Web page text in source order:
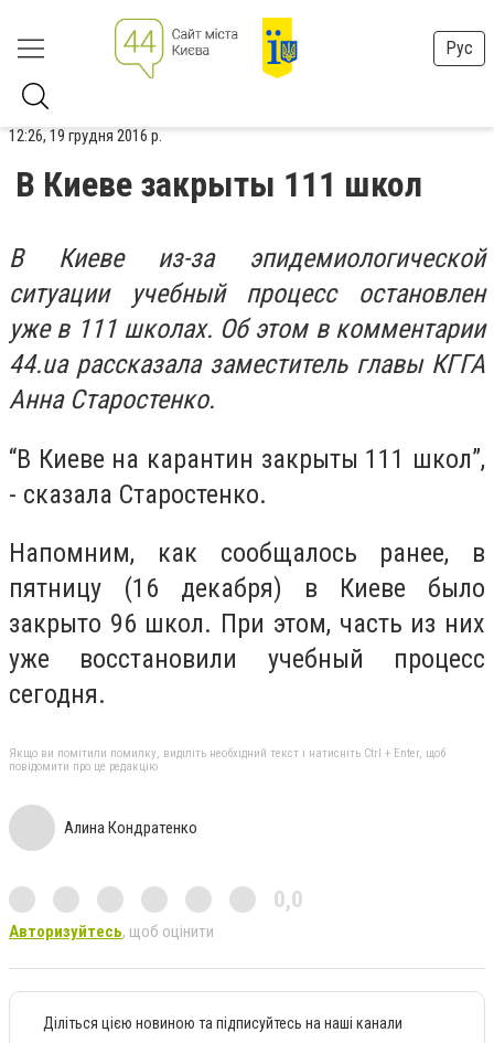
Рус
12:26, 19 грудня 2016 р.
В Киеве закрыты 111 школ
В Киеве из-за эпидемиологической
ситуации учебный процесс остановлен
уже в 111 школах. Об этом в комментарии
44.ua рассказала заместитель главы КГГА
Анна Старостенко.
“В Киеве на карантин закрыты 111 школ”,
- сказала Старостенко.
Напомним, как сообщалось ранее, в
пятницу (16 декабря) в Киеве было
закрыто 96 школ. При этом, часть из них
уже восстановили учебный процесс
сегодня.
Якщо ви помітили помилку, виділіть необхідний текст і натисніть Ctrl + Enter, щоб
повідомити про це редакцію
Алина Кондратенко
0,0
Авторизуйтесь, щоб оцінити
Діліться цією новиною та підписуйтесь на наші канали